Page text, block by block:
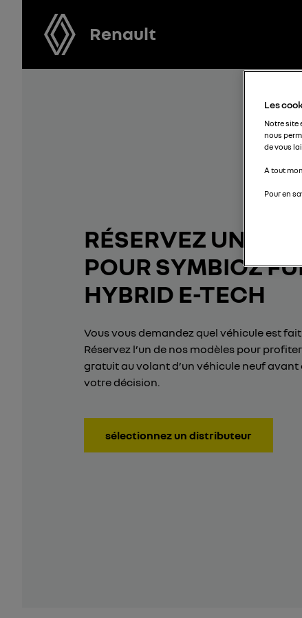
Renault
RÉSERVEZ UN
POUR SYMBIOZ
HYBRID E-TECH
Vous vous demandez quel véhicule est
Réservez l’un de nos modèles pour
gratuit au volant d’un véhicule neuf avant
votre décision.
sélectionnez un distributeur
Les
Notre site
nous
de vous
A tout
Pour en